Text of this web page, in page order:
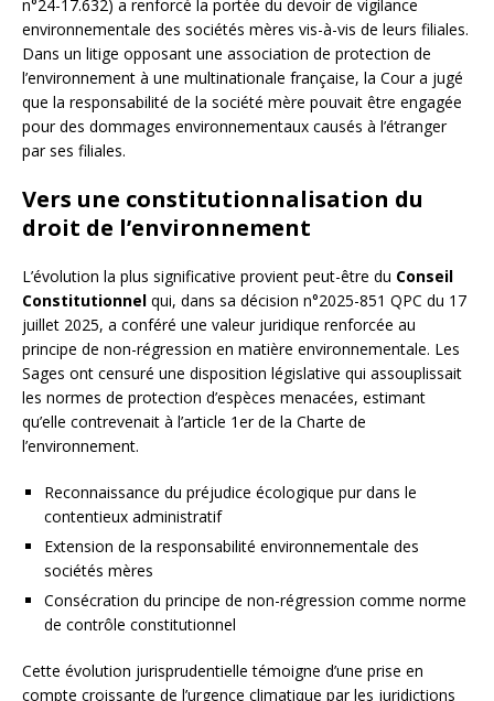
n°24-17.632) a renforcé la portée du devoir de vigilance
environnementale des sociétés mères vis-à-vis de leurs filiales.
Dans un litige opposant une association de protection de
l’environnement à une multinationale française, la Cour a jugé
que la responsabilité de la société mère pouvait être engagée
pour des dommages environnementaux causés à l’étranger
par ses filiales.
Vers une constitutionnalisation du
droit de l’environnement
L’évolution la plus significative provient peut-être du Conseil
Constitutionnel qui, dans sa décision n°2025-851 QPC du 17
juillet 2025, a conféré une valeur juridique renforcée au
principe de non-régression en matière environnementale. Les
Sages ont censuré une disposition législative qui assouplissait
les normes de protection d’espèces menacées, estimant
qu’elle contrevenait à l’article 1er de la Charte de
l’environnement.
Reconnaissance du préjudice écologique pur dans le
contentieux administratif
Extension de la responsabilité environnementale des
sociétés mères
Consécration du principe de non-régression comme norme
de contrôle constitutionnel
Cette évolution jurisprudentielle témoigne d’une prise en
compte croissante de l’urgence climatique par les juridictions